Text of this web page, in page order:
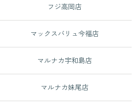
フジ高岡店
マックスバリュ今福店
マルナカ宇和島店
マルナカ妹尾店